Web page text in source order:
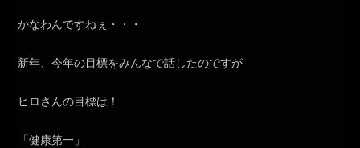
かなわんですねぇ・・・
新年、今年の目標をみんなで話したのですが
ヒロさんの目標は！
「健康第一」